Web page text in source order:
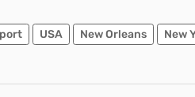
USA New Orleans New